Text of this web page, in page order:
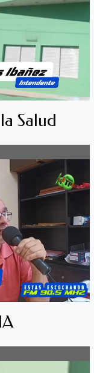
Salud